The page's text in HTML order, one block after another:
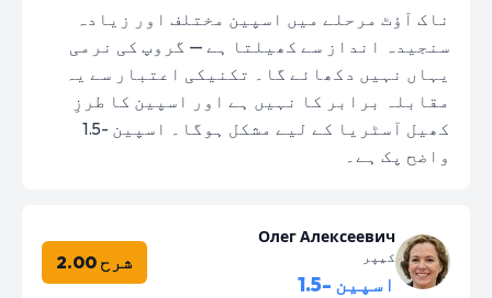
ناک آؤٹ مرحلے میں اسپین مختلف اور زیادہ
سنجیدہ انداز سے کھیلتا ہے — گروپ کی نرمی
یہاں نہیں دکھائے گا۔ تکنیکی اعتبار سے یہ
مقابلہ برابر کا نہیں ہے اور اسپین کا طرزِ
کھیل آسٹریا کے لیے مشکل ہوگا۔ اسپین -1.5
واضح پک ہے۔
Олег Алексеевич
کیپر
اسپین -1.5
شرح 2.00